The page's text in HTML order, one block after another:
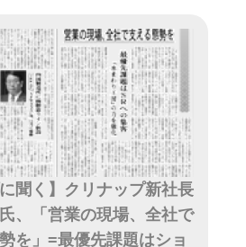
に聞く】クリナップ新社長
、「営業の現場、全社で
を」=最優先課題はショ